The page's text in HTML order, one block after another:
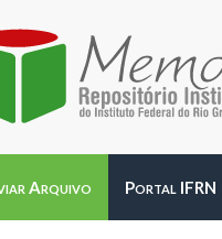
Arquivo Portal IFRN